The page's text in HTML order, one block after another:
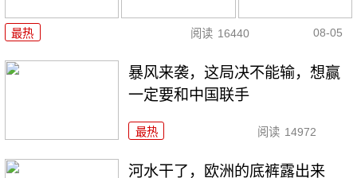
最热 阅读 16440 08-05
暴风来袭，这局决不能输，想赢
一定要和中国联手
最热 阅读 14972
河水干了，欧洲的底裤露出来